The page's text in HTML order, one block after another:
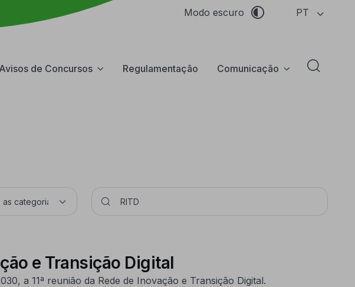
Modo escuro PT
Avisos de Concursos Regulamentação Comunicação Abrir
e Transição Digital
a 11ª reunião da Rede de Inovação e Transição Digital.